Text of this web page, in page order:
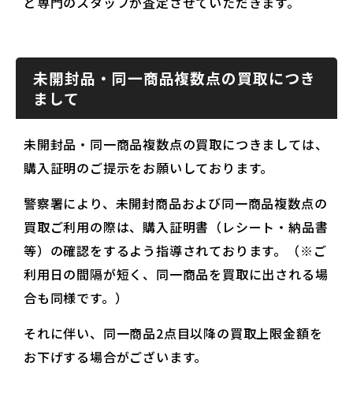
未開封品・同一商品複数点の買取につき
まして
未開封品・同一商品複数点の買取につきましては、
購入証明のご提示をお願いしております。
警察署により、未開封商品および同一商品複数点の
買取ご利用の際は、購入証明書（レシート・納品書
等）の確認をするよう指導されております。（※ご
利用日の間隔が短く、同一商品を買取に出される場
合も同様です。）
それに伴い、同一商品2点目以降の買取上限金額を
お下げする場合がございます。